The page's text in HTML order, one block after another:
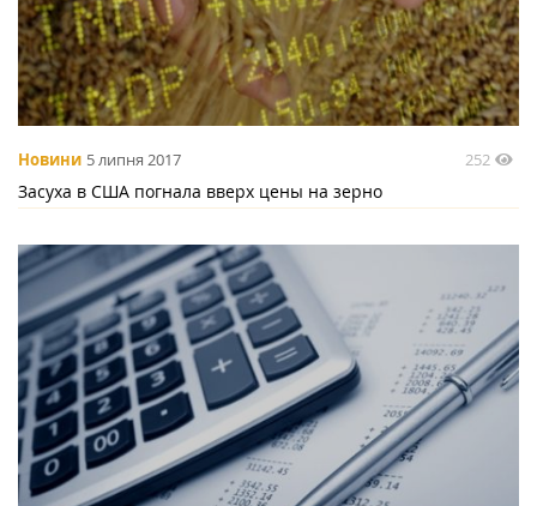
Новини 5 липня 2017 252
Засуха в США погнала вверх цены на зерно